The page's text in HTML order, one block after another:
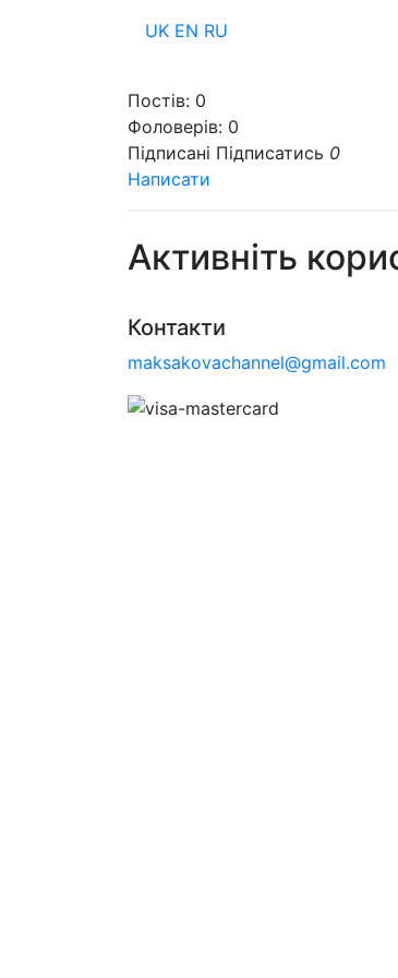
UK EN RU
Постів: 0
Фоловерів: 0
Підписані Підписатись 0
Написати
Активніть
Контакти
maksakovachannel@gmail.com